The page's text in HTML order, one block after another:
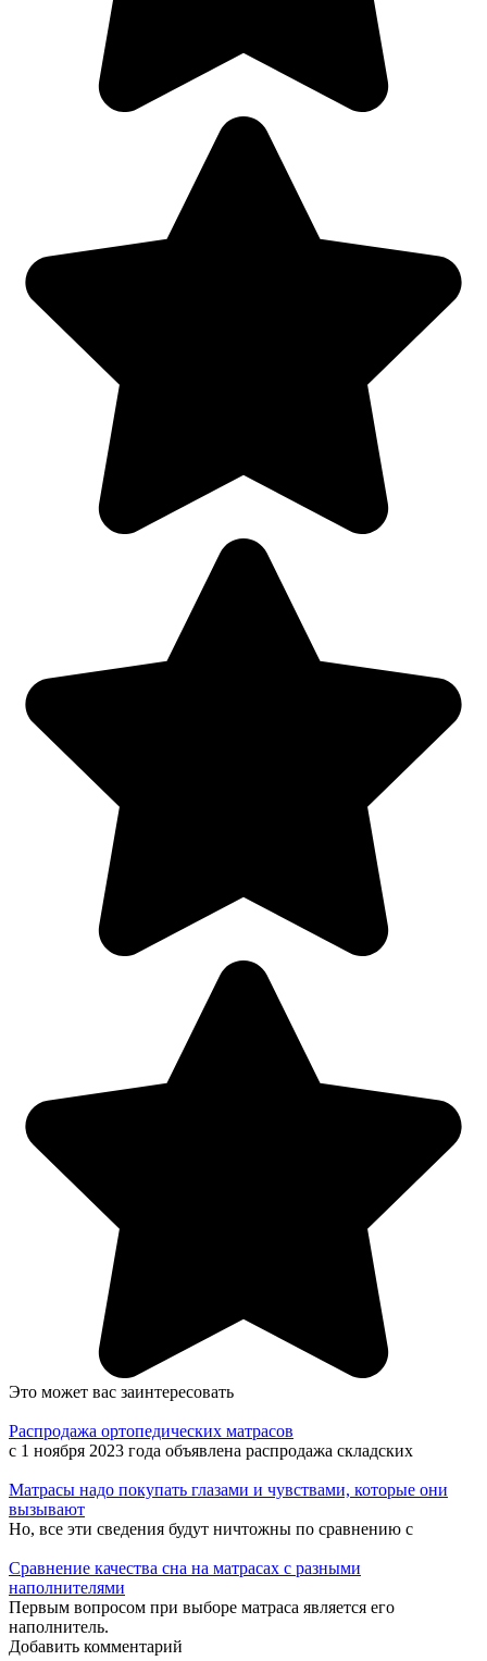
Это может вас заинтересовать
Распродажа ортопедических матрасов
с 1 ноября 2023 года объявлена распродажа складских
Матрасы надо покупать глазами и чувствами, которые они
вызывают
Но, все эти сведения будут ничтожны по сравнению с
Сравнение качества сна на матрасах с разными
наполнителями
Первым вопросом при выборе матраса является его
наполнитель.
Добавить комментарий